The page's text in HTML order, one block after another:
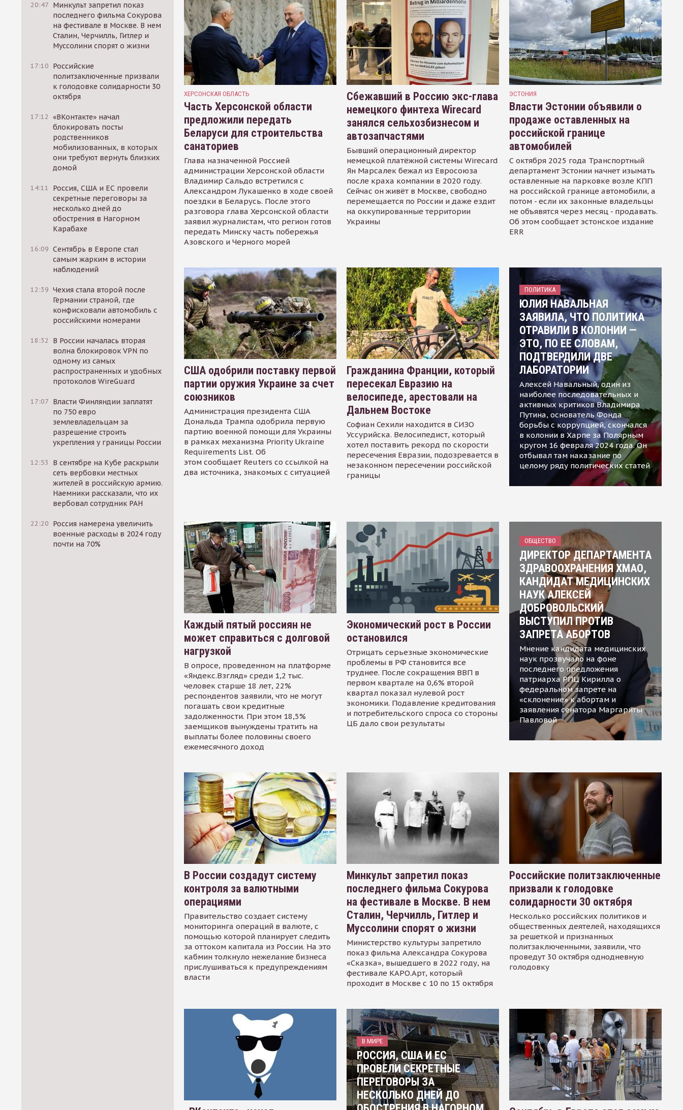
20:47 Минкульт запретил показ
последнего фильма Сокурова
на фестивале в Москве. В нем
Сталин, Черчилль, Гитлер и
Муссолини спорят о жизни
17:10 Российские
политзаключенные призвали
к голодовке солидарности 30
октября
17:12 «ВКонтакте» начал
блокировать посты
родственников
мобилизованных, в которых
они требуют вернуть близких
домой
14:11
Россия, США и ЕС провели
секретные переговоры за
несколько дней до
обострения в Нагорном
Карабахе
16:09 Сентябрь в Европе стал
самым жарким в истории
наблюдений
12:39 Чехия стала второй после
Германии страной, где
конфисковали автомобиль с
российскими номерами
18:32
В России началась вторая
волна блокировок VPN по
одному из самых
распространенных и удобных
протоколов WireGuard
17:07 Власти Финляндии заплатят
по 750 евро
землевладельцам за
разрешение строить
укрепления у границы России
12:53
В сентябре на Кубе раскрыли
сеть вербовки местных
жителей в российскую армию.
Наемники рассказали, что их
вербовал сотрудник РАН
22:20 Россия намерена увеличить
военные расходы в 2024 году
почти на 70%
ХЕРСОНСКАЯ ОБЛАСТЬ
Часть Херсонской области
предложили передать
Беларуси для строительства
санаториев
Глава назначенной Россией
администрации Херсонской области
Владимир Сальдо встретился с
Александром Лукашенко в ходе своей
поездки в Беларусь. После этого
разговора глава Херсонской области
заявил журналистам, что регион готов
передать Минску часть побережья
Азовского и Черного морей
Сбежавший в Россию экс-глава
немецкого финтеха Wirecard
занялся сельхозбизнесом и
автозапчастями
Бывший операционный директор
немецкой платёжной системы Wirecard
Ян Марсалек бежал из Евросоюза
после краха компании в 2020 году.
Сейчас он живёт в Москве, свободно
перемещается по России и даже ездит
на оккупированные территории
Украины
ЭСТОНИЯ
Власти Эстонии объявили о
продаже оставленных на
российской границе
автомобилей
С октября 2025 года Транспортный
департамент Эстонии начнет изымать
оставленные на парковке возле КПП
на российской границе автомобили, а
потом - если их законные владельцы
не объявятся через месяц - продавать.
Об этом сообщает эстонское издание
ERR
США одобрили поставку первой
партии оружия Украине за счет
союзников
Администрация президента США
Дональда Трампа одобрила первую
партию военной помощи для Украины
в рамках механизма Priority Ukraine
Requirements List. Об
этом сообщает Reuters со ссылкой на
два источника, знакомых с ситуацией
Гражданина Франции, который
пересекал Евразию на
велосипеде, арестовали на
Дальнем Востоке
Софиан Сехили находится в СИЗО
Уссурийска. Велосипедист, который
хотел поставить рекорд по скорости
пересечения Евразии, подозревается в
незаконном пересечении российской
границы
ПОЛИТИКА
ЮЛИЯ НАВАЛЬНАЯ
ЗАЯВИЛА, ЧТО ПОЛИТИКА
ОТРАВИЛИ В КОЛОНИИ —
ЭТО, ПО ЕЕ СЛОВАМ,
ПОДТВЕРДИЛИ ДВЕ
ЛАБОРАТОРИИ
Алексей Навальный, один из
наиболее последовательных и
активных критиков Владимира
Путина, основатель Фонда
борьбы с коррупцией, скончался
в колонии в Харпе за Полярным
кругом 16 февраля 2024 года. Он
отбывал там наказание по
целому ряду политических статей
Каждый пятый россиян не
может справиться с долговой
нагрузкой
В опросе, проведенном на платформе
«Яндекс.Взгляд» среди 1,2 тыс.
человек старше 18 лет, 22%
респондентов заявили, что не могут
погашать свои кредитные
задолженности. При этом 18,5%
заемщиков вынуждены тратить на
выплаты более половины своего
ежемесячного доход
Экономический рост в России
остановился
Отрицать серьезные экономические
проблемы в РФ становится все
труднее. После сокращения ВВП в
первом квартале на 0,6% второй
квартал показал нулевой рост
экономики. Подавление кредитования
и потребительского спроса со стороны
ЦБ дало свои результаты
ОБЩЕСТВО
ДИРЕКТОР ДЕПАРТАМЕНТА
ЗДРАВООХРАНЕНИЯ ХМАО,
КАНДИДАТ МЕДИЦИНСКИХ
НАУК АЛЕКСЕЙ
ДОБРОВОЛЬСКИЙ
ВЫСТУПИЛ ПРОТИВ
ЗАПРЕТА АБОРТОВ
Мнение кандидата медицинских
наук прозвучало на фоне
последнего предложения
патриарха РПЦ Кирилла о
федеральном запрете на
«склонение» к абортам и
заявления сенатора Маргариты
Павловой
В России создадут систему
контроля за валютными
операциями
Правительство создает систему
мониторинга операций в валюте, с
помощью которой планирует следить
за оттоком капитала из России. На это
кабмин толкнуло нежелание бизнеса
прислушиваться к предупреждениям
власти
Минкульт запретил показ
последнего фильма Сокурова
на фестивале в Москве. В нем
Сталин, Черчилль, Гитлер и
Муссолини спорят о жизни
Министерство культуры запретило
показ фильма Александра Сокурова
«Сказка», вышедшего в 2022 году, на
фестивале КАРО.Арт, который
проходит в Москве с 10 по 15 октября
Российские политзаключенные
призвали к голодовке
солидарности 30 октября
Несколько российских политиков и
общественных деятелей, находящихся
за решеткой и признанных
политзаключенными, заявили, что
проведут 30 октября однодневную
голодовку
В МИРЕ
РОССИЯ, США И ЕС
ПРОВЕЛИ СЕКРЕТНЫЕ
ПЕРЕГОВОРЫ ЗА
НЕСКОЛЬКО ДНЕЙ ДО